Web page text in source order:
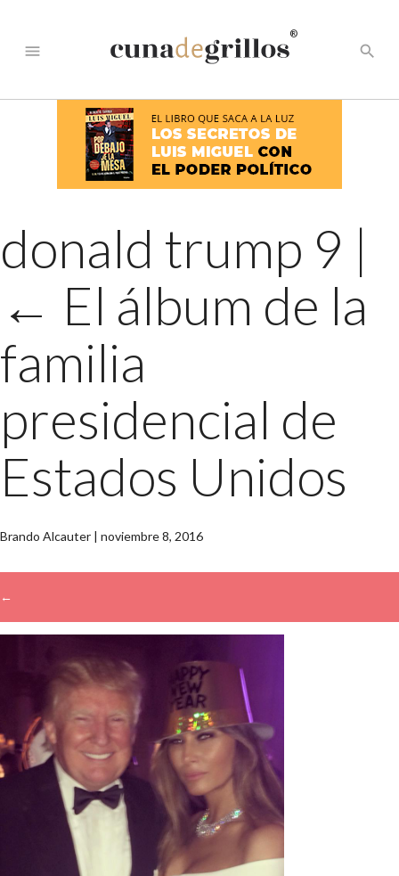
menu
®
search
donald trump 9 |
← El álbum de la
familia
presidencial de
Estados Unidos
Brando Alcauter | noviembre 8, 2016
←